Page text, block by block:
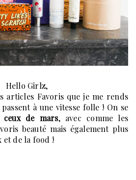
Hello Girlz,
articles Favoris que je me rends
à une vitesse folle ! On se
ceux de mars, avec comme les
beauté mais également plus
et de la food !